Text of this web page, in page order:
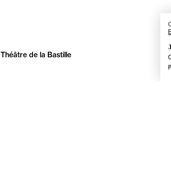
Théâtre de la Bastille